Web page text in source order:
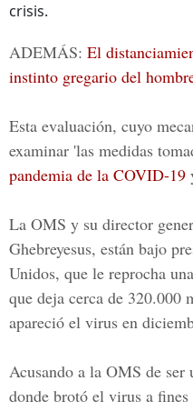
crisis.
ADEMÁS: El
instinto gregario del
Esta evaluación, cuyo
examinar 'las medidas
pandemia de la COVID-19
La OMS y su director
Ghebreyesus, están bajo
Unidos, que le reprocha
que deja cerca de 320.000
apareció el virus en
Acusando a la OMS de ser
donde brotó el virus a